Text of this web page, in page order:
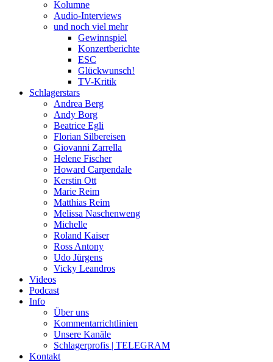
Kolumne
Audio-Interviews
und noch viel mehr
Gewinnspiel
Konzertberichte
ESC
Glückwunsch!
TV-Kritik
Schlagerstars
Andrea Berg
Andy Borg
Beatrice Egli
Florian Silbereisen
Giovanni Zarrella
Helene Fischer
Howard Carpendale
Kerstin Ott
Marie Reim
Matthias Reim
Melissa Naschenweng
Michelle
Roland Kaiser
Ross Antony
Udo Jürgens
Vicky Leandros
Videos
Podcast
Info
Über uns
Kommentarrichtlinien
Unsere Kanäle
Schlagerprofis | TELEGRAM
Kontakt